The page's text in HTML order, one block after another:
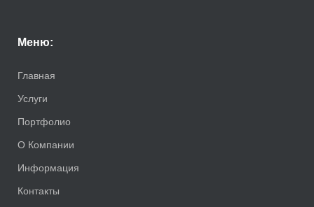
Меню:
Главная
Услуги
Портфолио
О Компании
Информация
Контакты